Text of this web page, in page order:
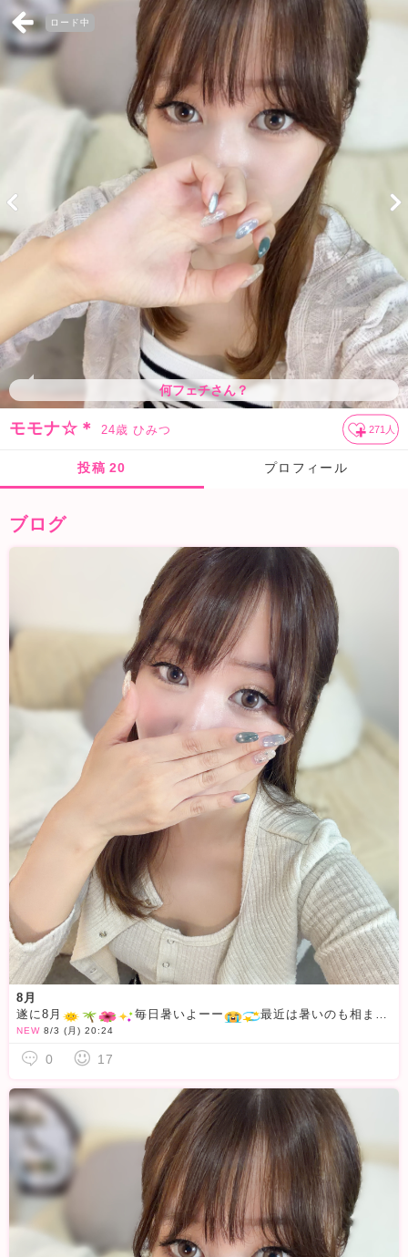
ロード中
何フェチさん？
モモナ☆＊ 24歳 ひみつ 271 人
投稿 20 プロフィール
ブログ
8月
遂に8月
毎日暑いよーー 最近は暑いのも相まってお家に籠って勉強中
NEW 8/3 (月) 20:24
0 17